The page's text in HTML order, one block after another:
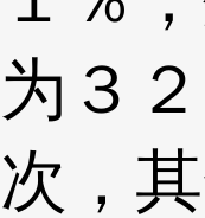
为３
次，